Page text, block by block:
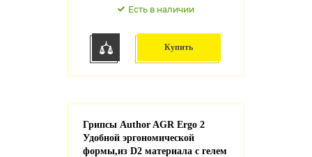
Есть в наличии
Купить
Грипсы Author AGR Ergo 2
Удобной эргономической
формы,из D2 материала с гелем